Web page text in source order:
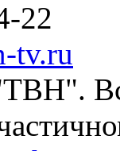
22
tv.ru